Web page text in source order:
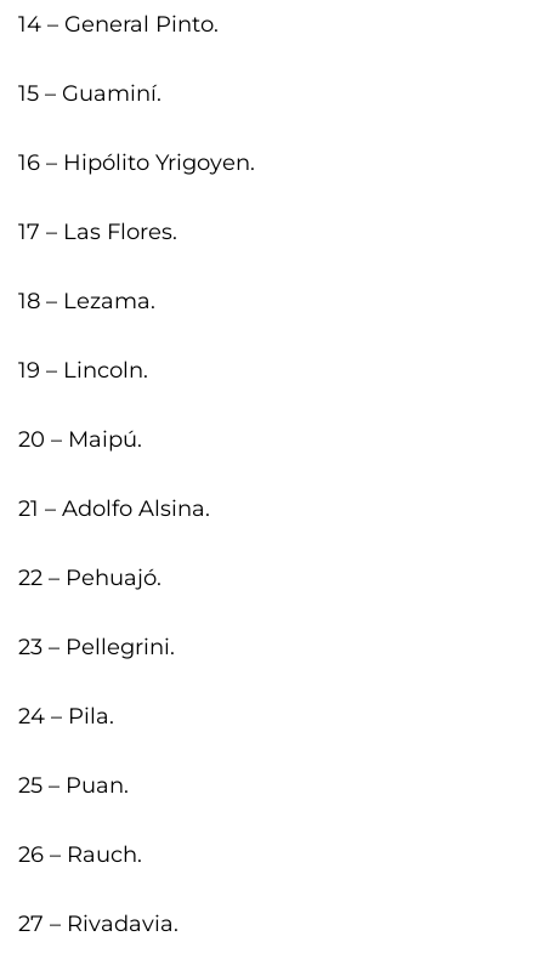
14 – General Pinto.
15 – Guaminí.
16 – Hipólito Yrigoyen.
17 – Las Flores.
18 – Lezama.
19 – Lincoln.
20 – Maipú.
21 – Adolfo Alsina.
22 – Pehuajó.
23 – Pellegrini.
24 – Pila.
25 – Puan.
26 – Rauch.
27 – Rivadavia.